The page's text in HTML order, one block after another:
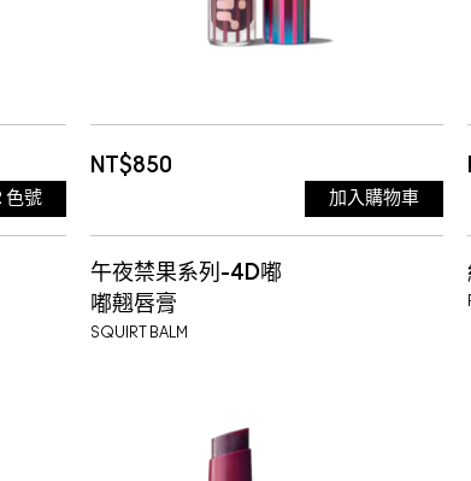
色號
NT$850
加入購物車
午夜禁果系列-4D嘟
嘟翹唇膏
SQUIRT BALM